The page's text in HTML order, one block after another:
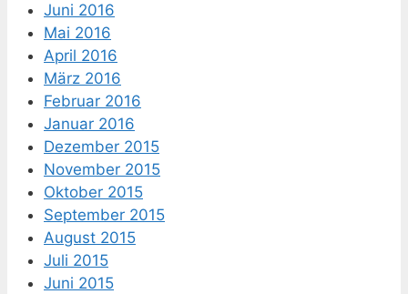
Juni 2016
Mai 2016
April 2016
März 2016
Februar 2016
Januar 2016
Dezember 2015
November 2015
Oktober 2015
September 2015
August 2015
Juli 2015
Juni 2015